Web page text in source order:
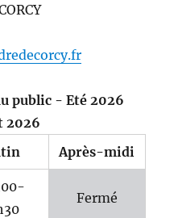
public - Eté 2026
2026
Après-midi
Fermé